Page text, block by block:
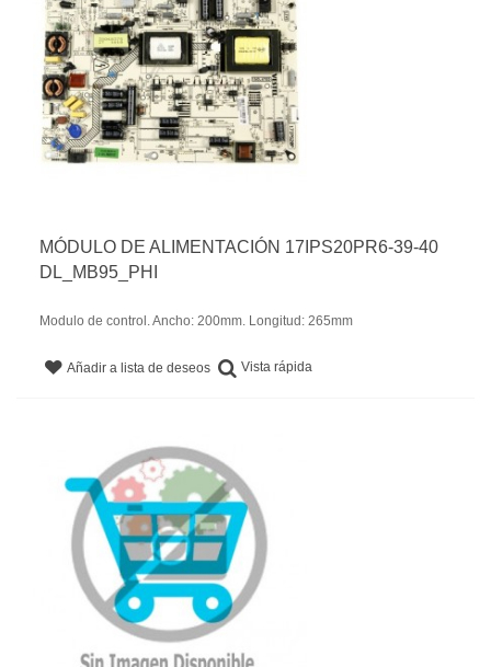
MÓDULO DE ALIMENTACIÓN 17IPS20PR6-39-40
DL_MB95_PHI
Modulo de control. Ancho: 200mm. Longitud: 265mm
Añadir a lista de deseos Vista rápida